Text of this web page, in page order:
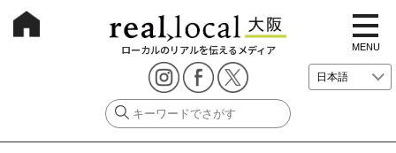
ローカルのリアルを伝えるメディア
t
o
g
g
e
i
MENU